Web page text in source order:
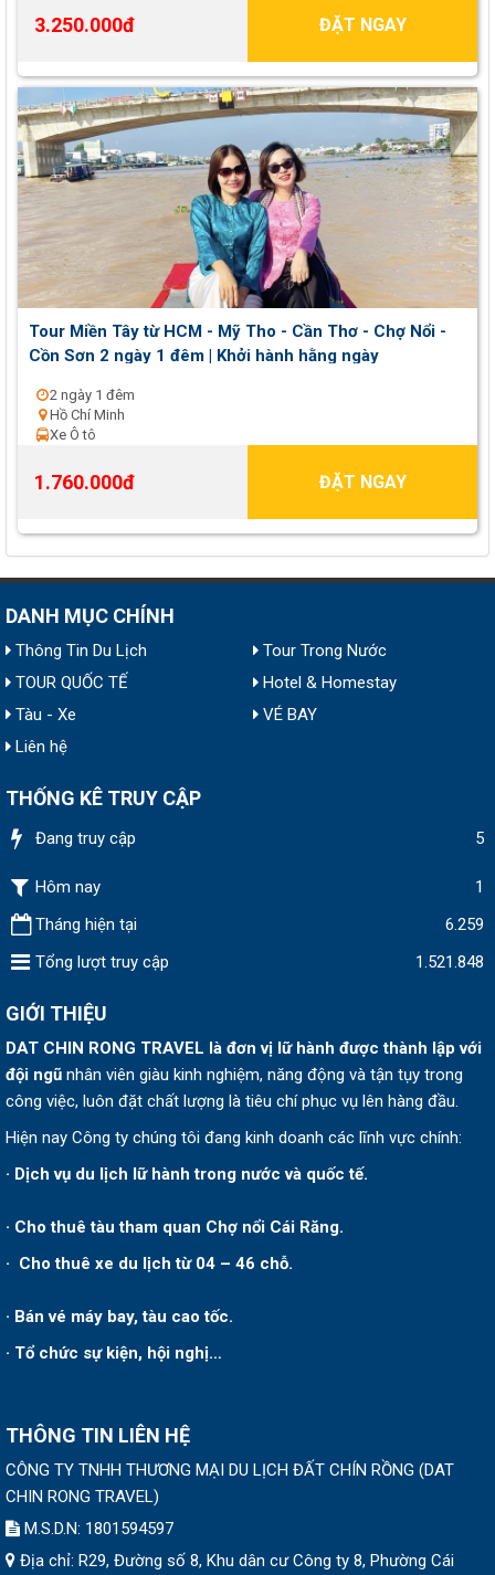
3.250.000đ ĐẶT NGAY
Tour Miền Tây từ HCM - Mỹ Tho - Cần Thơ - Chợ Nổi -
Cồn Sơn 2 ngày 1 đêm | Khởi hành hằng ngày
2 ngày 1 đêm
Hồ Chí Minh
Xe Ô tô
1.760.000đ ĐẶT NGAY
DANH MỤC CHÍNH
Thông Tin Du Lịch
Tour Trong Nước
TOUR QUỐC TẾ
Hotel & Homestay
Tàu - Xe
VÉ BAY
Liên hệ
THỐNG KÊ TRUY CẬP
Đang truy cập 5
Hôm nay
1
Tháng hiện tại
6.259
Tổng lượt truy cập
1.521.848
GIỚI THIỆU
DAT CHIN RONG TRAVEL là đơn vị lữ hành được thành lập với
đội ngũ nhân viên giàu kinh nghiệm, năng động và tận tụy trong
công việc, luôn đặt chất lượng là tiêu chí phục vụ lên hàng đầu.
Hiện nay Công ty chúng tôi đang kinh doanh các lĩnh vực chính:
· Dịch vụ du lịch lữ hành trong nước và quốc tế.
· Cho thuê tàu tham quan Chợ nổi Cái Răng.
· Cho thuê xe du lịch từ 04 – 46 chỗ.
· Bán vé máy bay, tàu cao tốc.
· Tổ chức sự kiện, hội nghị…
THÔNG TIN LIÊN HỆ
CÔNG TY TNHH THƯƠNG MẠI DU LỊCH ĐẤT CHÍN RỒNG (DAT
CHIN RONG TRAVEL)
M.S.D.N: 1801594597
Địa chỉ: R29, Đường số 8, Khu dân cư Công ty 8, Phường Cái